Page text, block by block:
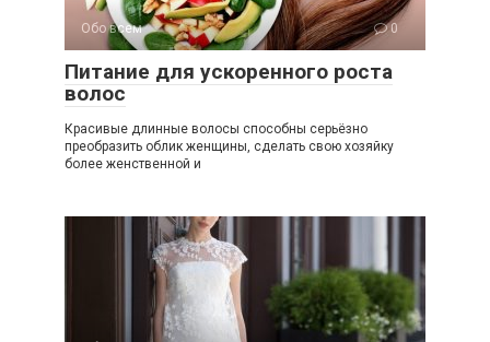
Обо всем 0
Питание для ускоренного роста
волос
Красивые длинные волосы способны серьёзно
преобразить облик женщины, сделать свою хозяйку
более женственной и